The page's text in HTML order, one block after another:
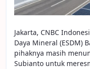
Jakarta, CNBC
Daya Mineral (ESDM)
pihaknya masih
Subianto untuk